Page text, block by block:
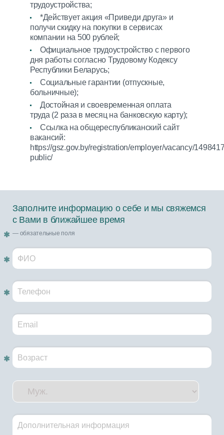
трудоустройства;
*Действует акция «Приведи друга» и
получи скидку на покупки в сервисах
компании на 500 рублей;
Официальное трудоустройство с первого
дня работы согласно Трудовому Кодексу
Республики Беларусь;
Социальные гарантии (отпускные,
больничные);
Достойная и своевременная оплата
труда (2 раза в месяц на банковскую карту);
Ссылка на общереспубликанский сайт
вакансий:
https://gsz.gov.by/registration/employer/vacancy/
public/
Заполните информацию о себе и мы свяжемся
с Вами в ближайшее время
— обязательные поля
Обязательное поле!
Обязательное поле!
Обязательное поле!